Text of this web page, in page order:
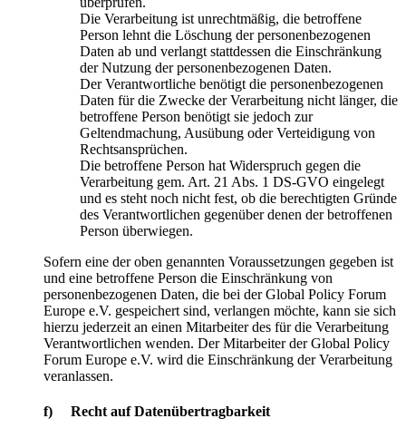
Die Verarbeitung ist unrechtmäßig, die betroffene
Person lehnt die Löschung der personenbezogenen
Daten ab und verlangt stattdessen die Einschränkung
der Nutzung der personenbezogenen Daten.
Der Verantwortliche benötigt die personenbezogenen
Daten für die Zwecke der Verarbeitung nicht länger, die
betroffene Person benötigt sie jedoch zur
Geltendmachung, Ausübung oder Verteidigung von
Rechtsansprüchen.
Die betroffene Person hat Widerspruch gegen die
Verarbeitung gem. Art. 21 Abs. 1 DS-GVO eingelegt
und es steht noch nicht fest, ob die berechtigten Gründe
des Verantwortlichen gegenüber denen der betroffenen
Person überwiegen.
Sofern eine der oben genannten Voraussetzungen gegeben ist
und eine betroffene Person die Einschränkung von
personenbezogenen Daten, die bei der Global Policy Forum
Europe e.V. gespeichert sind, verlangen möchte, kann sie sich
hierzu jederzeit an einen Mitarbeiter des für die Verarbeitung
Verantwortlichen wenden. Der Mitarbeiter der Global Policy
Forum Europe e.V. wird die Einschränkung der Verarbeitung
veranlassen.
f) Recht auf Datenübertragbarkeit